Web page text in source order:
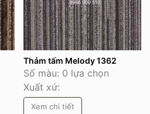
Thảm tấm Melody 1362
Số màu: 0 lựa chọn
Xuất xứ:
Xem chi tiết